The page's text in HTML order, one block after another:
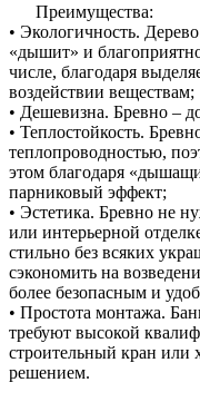
Преимущества:
• Экологичность.
«дышит» и
числе, благодаря
воздействии веществам;
• Дешевизна. Бревно –
• Теплостойкость.
теплопроводностью,
этом благодаря
парниковый эффект;
• Эстетика. Бревно не
или интерьерной
стильно без всяких
сэкономить на
более безопасным и
• Простота монтажа.
требуют высокой
строительный кран или
решением.